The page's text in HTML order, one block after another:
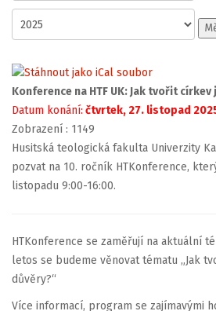
Konference na HTF UK: Jak tvořit
Datum konání: čtvrtek, 27. listopad
Zobrazení : 1149
Husitská teologická fakulta Univerzity
pozvat na 10. ročník HTKonference,
listopadu 9:00-16:00.
HTKonference se zaměřují na aktuální
letos se budeme věnovat tématu „Jak
důvěry?“
Více informací, program se zajímavými